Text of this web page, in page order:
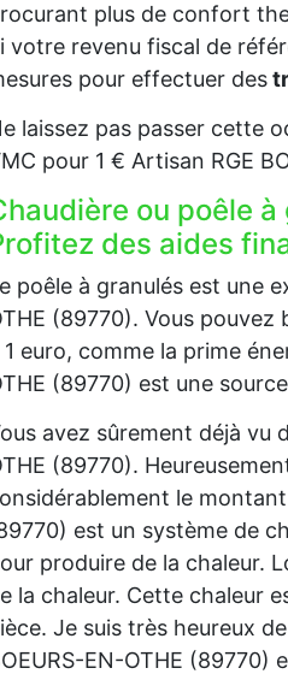
plus de confort
votre revenu fiscal de
pour effectuer des
laissez pas passer cette
pour 1 € Artisan RGE
ou poêle à
des aides
poêle à granulés est une
(89770). Vous pouvez
1 euro, comme la prime
(89770) est une
avez sûrement déjà vu
(89770).
le
est un système de
produire de la chaleur.
la chaleur. Cette chaleur
Je suis très heureux
EN-OTHE (89770)